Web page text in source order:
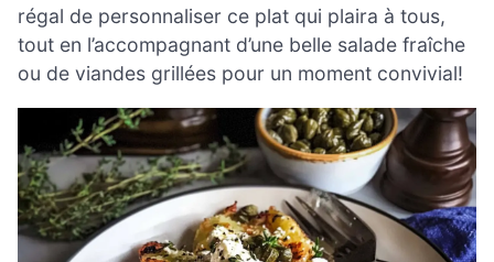
régal de personnaliser ce plat qui plaira à tous,
tout en l’accompagnant d’une belle salade fraîche
ou de viandes grillées pour un moment convivial!